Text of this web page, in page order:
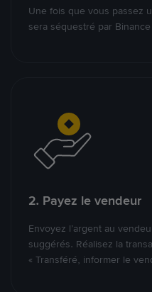
Une fois que vous passez
sera séquestré par Binance
2. Payez le vendeur
Envoyez l’argent au
suggérés. Réalisez la
« Transféré, informer le